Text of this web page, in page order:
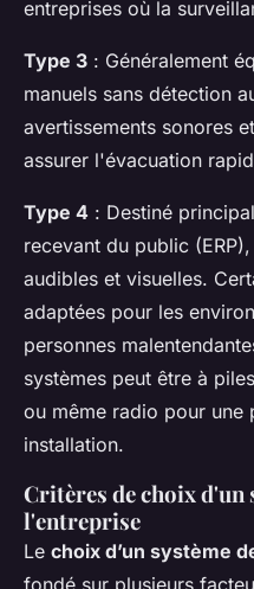
entreprises où la
Type 3 : Généralement
manuels sans détection
avertissements sonores
assurer l'évacuation
Type 4 : Destiné
recevant du public
audibles et visuelles.
adaptées pour les
personnes
systèmes peut être à
ou même radio pour une
installation.
Critères de choix d'un
l'entreprise
Le choix d’un système
fondé sur plusieurs